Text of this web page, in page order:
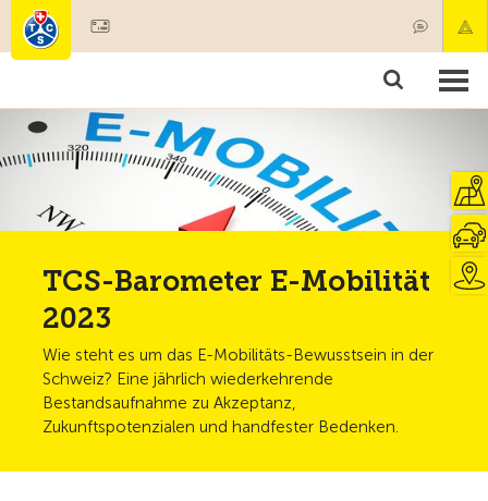
Mitgliedschaft & Leistungen
Test, Sicherheit & Gesundheit
TCS-Barometer E-Mobilität
2023
Wie steht es um das E-Mobilitäts-Bewusstsein in der
Schweiz? Eine jährlich wiederkehrende
Bestandsaufnahme zu Akzeptanz,
Zukunftspotenzialen und handfester Bedenken.